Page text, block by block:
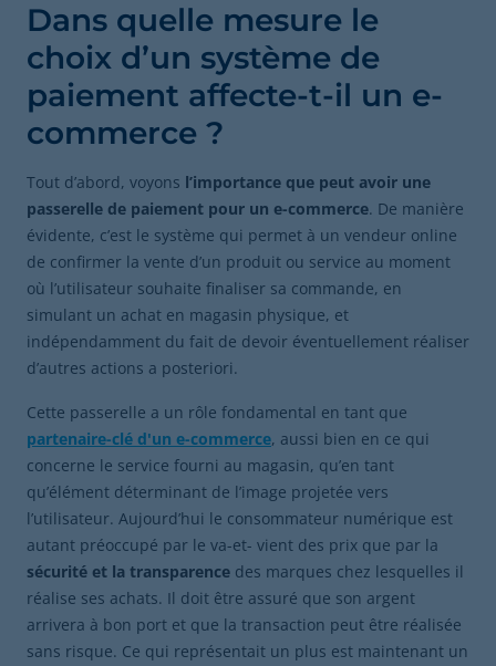
Dans quelle mesure le
choix d’un système de
paiement affecte-t-il un e-
commerce ?
Tout d’abord, voyons l’importance que peut avoir une
passerelle de paiement pour un e-commerce. De manière
évidente, c’est le système qui permet à un vendeur online
de confirmer la vente d’un produit ou service au moment
où l’utilisateur souhaite finaliser sa commande, en
simulant un achat en magasin physique, et
indépendamment du fait de devoir éventuellement réaliser
d’autres actions a posteriori.
Cette passerelle a un rôle fondamental en tant que
partenaire-clé d'un e-commerce, aussi bien en ce qui
concerne le service fourni au magasin, qu’en tant
qu’élément déterminant de l’image projetée vers
l’utilisateur. Aujourd’hui le consommateur numérique est
autant préoccupé par le va-et- vient des prix que par la
sécurité et la transparence des marques chez lesquelles il
réalise ses achats. Il doit être assuré que son argent
arrivera à bon port et que la transaction peut être réalisée
sans risque. Ce qui représentait un plus est maintenant un